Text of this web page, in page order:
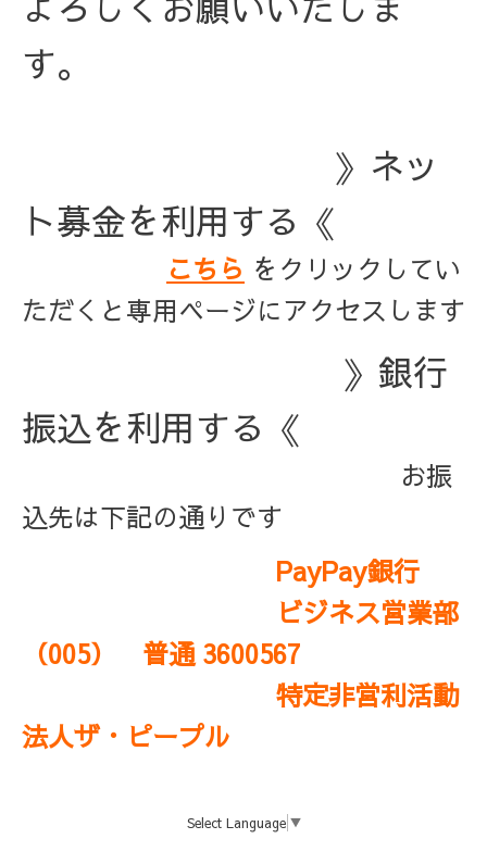
す。
》ネッ
ト募金を利用する《
こちら をクリックしてい
ただくと専用ページにアクセスします
》銀行
振込を利用する《
お振
込先は下記の通りです
PayPay銀行
ビジネス営業部
（005） 普通 3600567
特定非営利活動
法人ザ・ピープル
Select Language ▼